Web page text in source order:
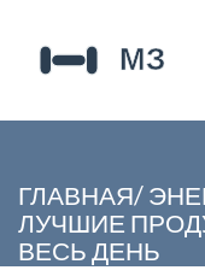
ГЛАВНАЯ/
ЛУЧШИЕ
ВЕСЬ ДЕНЬ